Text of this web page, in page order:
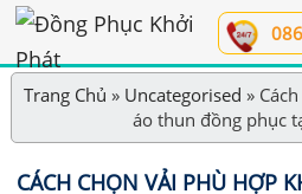
Trang Chủ » Uncategorised »
áo thun đồng phục
CÁCH CHỌN VẢI PHÙ HỢP